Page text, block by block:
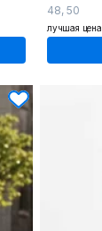
48, 50
лучшая цена